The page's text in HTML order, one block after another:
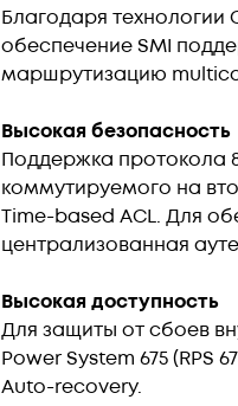
Благодаря
обеспечение SMI
маршрутизацию
Высокая безопасность
Поддержка протокола
коммутируемого на
Time-based ACL. Для
централизованная
Высокая доступность
Для защиты от сбоев
Power System 675 (RPS
Auto-recovery.